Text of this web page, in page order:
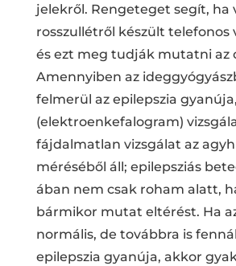
jelekről. Rengeteget segít, ha
rosszullétről készült telefonos
és ezt meg tudják mutatni az
Amennyiben az
felmerül az epilepszia
(elektroenkefalogram)
fájdalmatlan vizsgálat az
méréséből áll; epilepsziás
ában nem csak roham alatt,
bármikor mutat eltérést. Ha
normális, de továbbra is
epilepszia gyanúja, akkor